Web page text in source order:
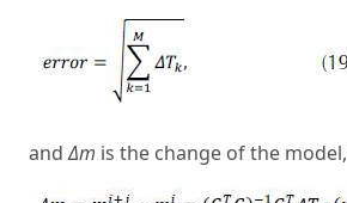
andΔm is the change of the